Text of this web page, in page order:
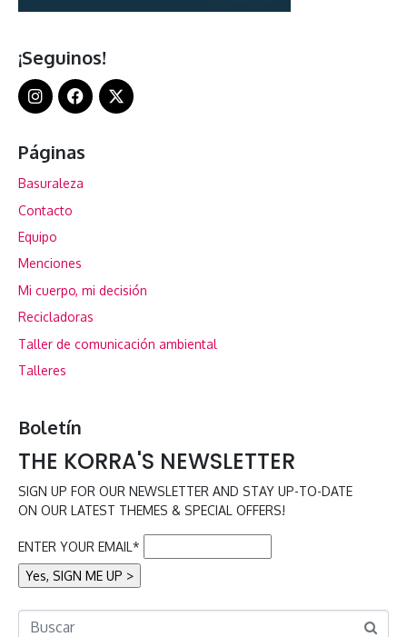
¡Seguinos!
Páginas
Basuraleza
Contacto
Equipo
Menciones
Mi cuerpo, mi decisión
Recicladoras
Taller de comunicación ambiental
Talleres
Boletín
THE KORRA'S NEWSLETTER
SIGN UP FOR OUR NEWSLETTER AND STAY UP-TO-DATE
ON OUR LATEST THEMES & SPECIAL OFFERS!
ENTER YOUR EMAIL*